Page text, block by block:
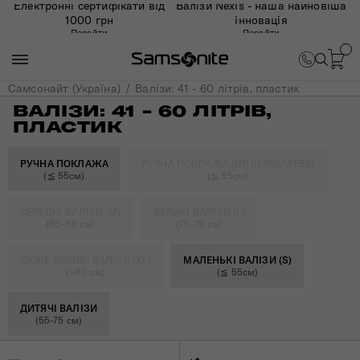
Електронні сертифікати від
1000 грн
Перейти
Валізи Nexis - наша найновіша
інновація
Перейти
Самсонайт (Україна) Валізи: 41 - 60 літрів, пластик
ВАЛІЗИ: 41 - 60 ЛІТРІВ,
ПЛАСТИК
РУЧНА ПОКЛАЖА
(≦ 55см)
МАЛЕНЬКІ ВАЛІЗИ (S)
(≦ 55см)
ДИТЯЧІ ВАЛІЗИ
(55-75 см)